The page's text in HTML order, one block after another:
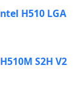
H510 LGA
S2H V2